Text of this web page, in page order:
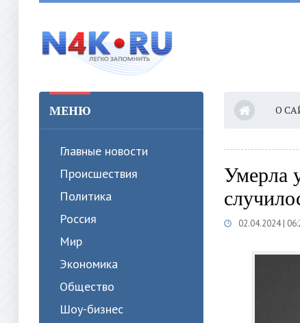
МЕНЮ
Главные новости
Происшествия
Политика
Россия
Мир
Экономика
Общество
Шоу-бизнес
О
Умерла
02.04.2024 |